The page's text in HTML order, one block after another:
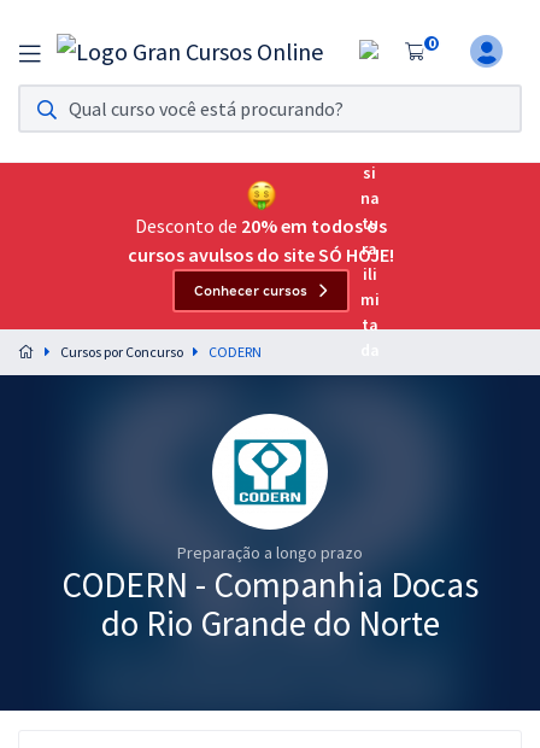
0
Assinatura Ilimitada 11
Acesso a todos os cursos. Teste grátis por 7 dias!
Assinatura OAB Até Passar
Acesso ilimitado a toda preparação para o Exame da
Preparação completa e intensiva para as principais
residências em saúde do Brasil
Graduação
Desconto de 20% em todos os
cursos avulsos do site SÓ HOJE!
Conhecer cursos
Cursos por Concurso CODERN
Preparação a longo prazo
CODERN - Companhia Docas
do Rio Grande do Norte